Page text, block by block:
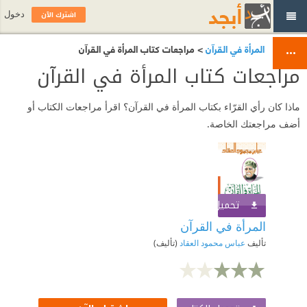
المرأة في القرآن> مراجعات كتاب المرأة في القرآن
مراجعات كتاب المرأة في القرآن
ماذا كان رأي القرّاء بكتاب المرأة في القرآن؟ اقرأ مراجعات الكتاب أو
أضف مراجعتك الخاصة.
تحميل الكتاب
المرأة في القرآن
تأليف عباس محمود العقاد (تأليف)
اشترك الآن دخول